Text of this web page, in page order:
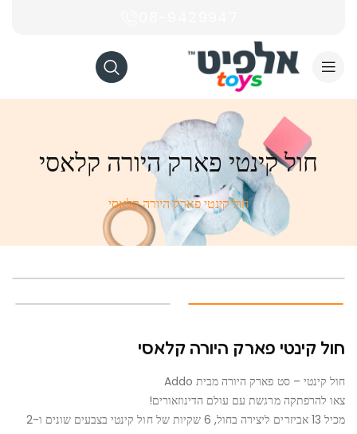
חול קינטי פארק היורה קלאסי
חול קינטי פארק היורה קלאסי
חול קינטי פארק היורה קלאסי
חול קינטי – סט פארק היורה מבית Addo
צאו להרפתקה מרגשת עם עולם הדינוזאורים!
מכיל 13 אביזרים ליצירה בחול, 6 שקיות של חול קינטי בצבעים שונים ו-2